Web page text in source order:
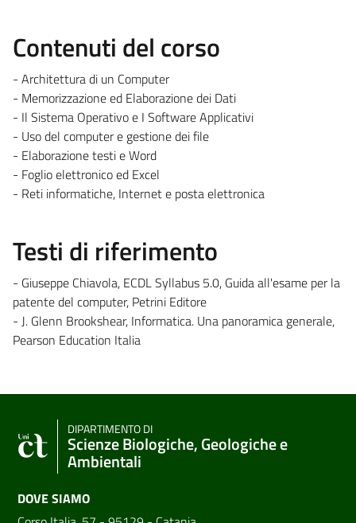
Contenuti del corso
- Architettura di un Computer
- Memorizzazione ed Elaborazione dei Dati
- Il Sistema Operativo e I Software Applicativi
- Uso del computer e gestione dei file
- Elaborazione testi e Word
- Foglio elettronico ed Excel
- Reti informatiche, Internet e posta elettronica
Testi di riferimento
- Giuseppe Chiavola, ECDL Syllabus 5.0, Guida all'esame per la
patente del computer, Petrini Editore
- J. Glenn Brookshear, Informatica. Una panoramica generale,
Pearson Education Italia
DIPARTIMENTO DI
Scienze Biologiche, Geologiche e
Ambientali
DOVE SIAMO